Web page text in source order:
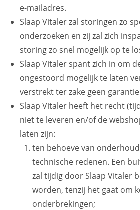
e-mailadres.
Slaap Vitaler zal storingen zo
onderzoeken en zij zal zich
storing zo snel mogelijk op te
Slaap Vitaler spant zich in om
ongestoord mogelijk te laten
verstrekt ter zake geen
Slaap Vitaler heeft het recht
niet te leveren en/of de
laten zijn:
ten behoeve van
technische redenen. Een
zal tijdig door Slaap Vitaler
worden, tenzij het gaat om
onderbrekingen;